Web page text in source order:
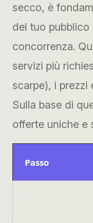
secco, è
del tuo pubblico
concorrenza.
servizi più
scarpe), i prezzi
Sulla base di
offerte uniche e
Passo